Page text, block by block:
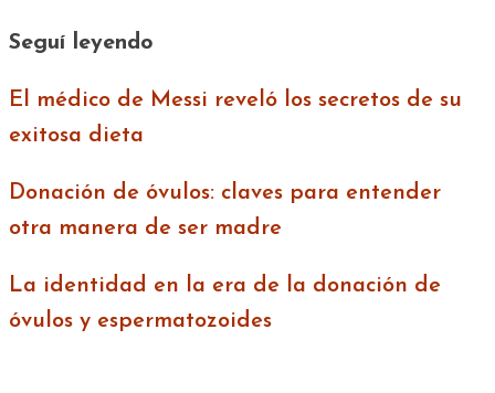
Seguí leyendo
El médico de Messi reveló los secretos de su
exitosa dieta
Donación de óvulos: claves para entender
otra manera de ser madre
La identidad en la era de la donación de
óvulos y espermatozoides